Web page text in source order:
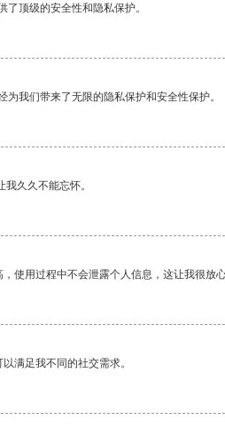
顶级的安全性和隐私保护。
为我们带来了无限的隐私保护和安全性保护。
久久不能忘怀。
使用过程中不会泄露个人信息，这让我很放
满足我不同的社交需求。